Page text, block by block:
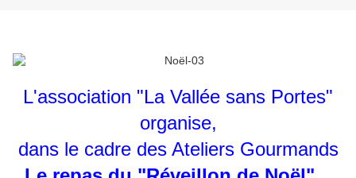
L'association "La Vallée sans Portes"
organise,
dans le cadre des Ateliers Gourmands